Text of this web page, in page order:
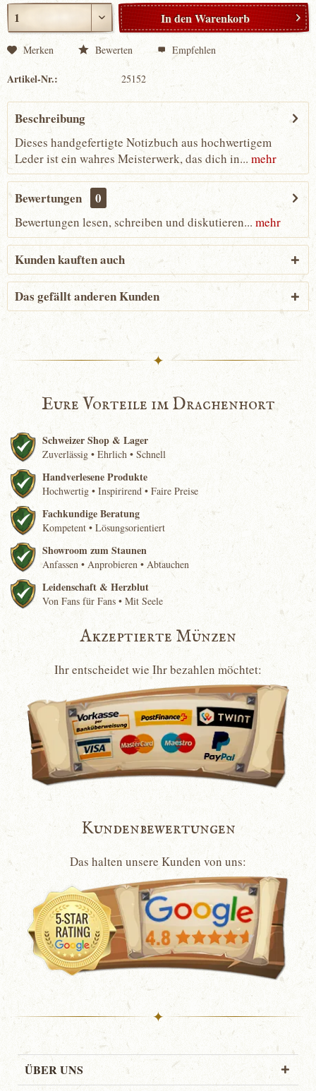
In denWarenkorb
Merken Bewerten Empfehlen
Artikel-Nr.: 25152
Beschreibung
Dieses handgefertigte Notizbuch aus hochwertigem
Leder ist ein wahres Meisterwerk, das dich in... mehr
Bewertungen 0
Bewertungen lesen, schreiben und diskutieren... mehr
Kunden kauften auch
Das gefällt anderen Kunden
✦
Eure Vorteile im Drachenhort
Schweizer Shop & Lager
Zuverlässig • Ehrlich • Schnell
Handverlesene Produkte
Hochwertig • Inspirirend • Faire Preise
Fachkundige Beratung
Kompetent • Lösungsorientiert
Showroom zum Staunen
Anfassen • Anprobieren • Abtauchen
Leidenschaft & Herzblut
Von Fans für Fans • Mit Seele
Akzeptierte Münzen
Ihr entscheidet wie Ihr bezahlen möchtet:
Kundenbewertungen
Das halten unsere Kunden von uns:
✦
ÜBER UNS